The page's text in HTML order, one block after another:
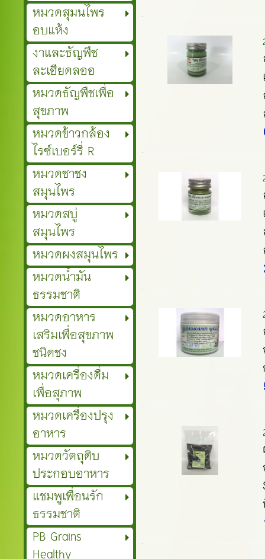
หมวดสุมนไพร
อบแห้ง
งาและธัญพืช
ละเอียดลออ
หมวดธัญพืชเพื่อ
สุขภาพ
หมวดข้าวกล้อง
ไรซ์เบอร์รี่ R
หมวดชาชง
สมุนไพร
หมวดสบู่
สมุนไพร
หมวดผงสมุนไพร
หมวดน้ำมัน
ธรรมชาติ
หมวดอาหาร
เสริมเพื่อสุขภาพ
ชนิดชง
หมวดเครื่องดื่ม
เพื่อสุภาพ
หมวดเครื่องปรุง
อาหาร
หมวดวัตถุดิบ
ประกอบอาหาร
แชมพูเพื่อนรัก
ธรรมชาติ
PB Grains